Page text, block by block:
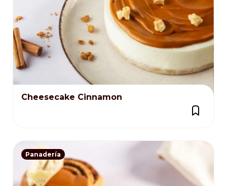
Cheesecake Cinnamon
Panadería